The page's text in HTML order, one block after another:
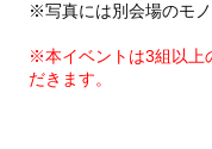
※写真には別会場のモノ
※本イベントは3組以上
だきます。